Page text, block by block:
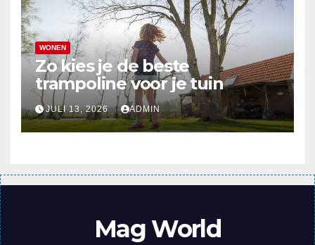
WONEN
Zo kies je de beste
trampoline voor je tuin
JULI 13, 2026 ADMIN
Mag World